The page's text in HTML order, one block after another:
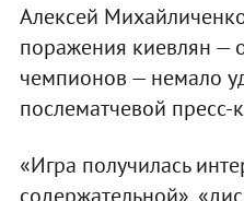
Алексей
поражения киевлян —
чемпионов — немало
послематчевой
«Игра получилась
содержательной»,